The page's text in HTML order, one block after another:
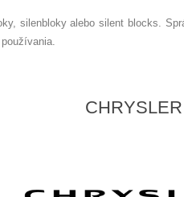
silenbloky alebo silent blocks.
CHRYSLER